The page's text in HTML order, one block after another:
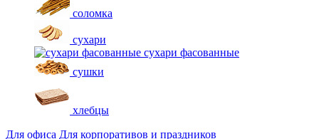
соломка
сухари
сухари фасованные
сушки
хлебцы
Для офиса Для корпоративов и праздников